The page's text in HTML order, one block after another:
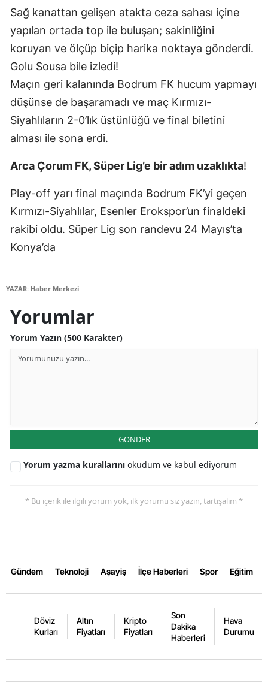
Karaman
Kırıkkale
Şırnak
Iğdır
Karabük
Kilis
Sağ kanattan gelişen atakta ceza sahası içine
yapılan ortada top ile buluşan; sakinliğini
koruyan ve ölçüp biçip harika noktaya gönderdi.
Golu Sousa bile izledi!
Maçın geri kalanında Bodrum FK hucum yapmayı
düşünse de başaramadı ve maç Kırmızı-
Siyahlıların 2-0’lık üstünlüğü ve final biletini
alması ile sona erdi.
Arca Çorum FK, Süper Lig’e bir adım uzaklıkta!
Play-off yarı final maçında Bodrum FK’yi geçen
Kırmızı-Siyahlılar, Esenler Erokspor’un finaldeki
rakibi oldu. Süper Lig son randevu 24 Mayıs’ta
Konya’da
YAZAR: Haber Merkezi
Yorumlar
Yorum Yazın (500 Karakter)
GÖNDER
Yorum yazma kurallarını okudum ve kabul ediyorum
* Bu içerik ile ilgili yorum yok, ilk yorumu siz yazın, tartışalım *
Gündem Teknoloji Aşayiş İlçe Haberleri Spor Eğitim
Döviz
Kurları
Altın
Fiyatları
Kripto
Fiyatları
Son
Dakika
Haberleri
Hava
Durumu